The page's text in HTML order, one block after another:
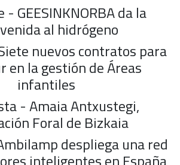
- GEESINKNORBA da la
al hidrógeno
nuevos contratos para
en la gestión de Áreas
infantiles
- Amaia Antxustegi,
Foral de Bizkaia
despliega una red